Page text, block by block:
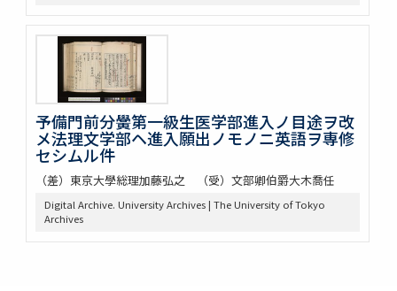
予備門前分黌第一級生医学部進入ノ目途ヲ改
メ法理文学部ヘ進入願出ノモノニ英語ヲ専修
セシムル件
（差）東京大學総理加藤弘之 （受）文部卿伯爵大木喬任
Digital Archive. University Archives | The University of Tokyo
Archives